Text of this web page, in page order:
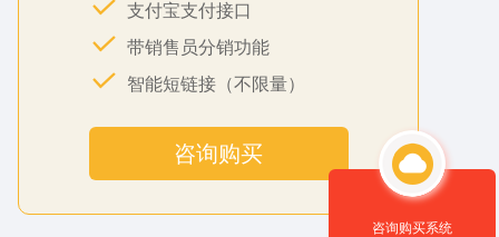
支付宝支付接口
带销售员分销功能
智能短链接（不限量）
咨询购买
咨询购买系统